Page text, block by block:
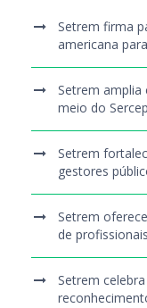
Setrem firma
americana
Setrem amplia
meio do
Setrem
gestores
Setrem
de
Setrem